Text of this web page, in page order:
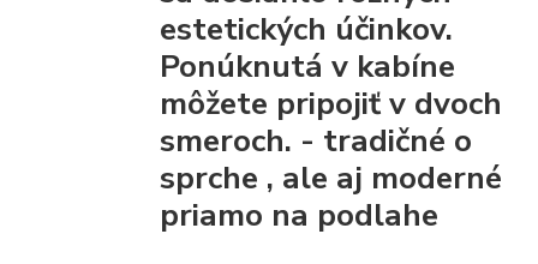
estetických účinkov.
Ponúknutá v kabíne
môžete pripojiťv dvoch
smeroch. - tradičné o
sprche , ale aj moderné
priamo na podlahe